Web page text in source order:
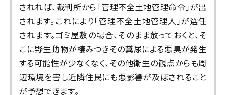
されれば、裁判所から「管理不全土地管理命令」が出
されます。これにより「管理不全土地管理人」が選任
されます。ゴミ屋敷の場合、そのまま放っておくと、そ
こに野生動物が棲みつきその糞尿による悪臭が発生
する可能性が少なくなく、その他衛生の観点からも周
辺環境を害し近隣住民にも悪影響が及ぼされること
が予想できます。